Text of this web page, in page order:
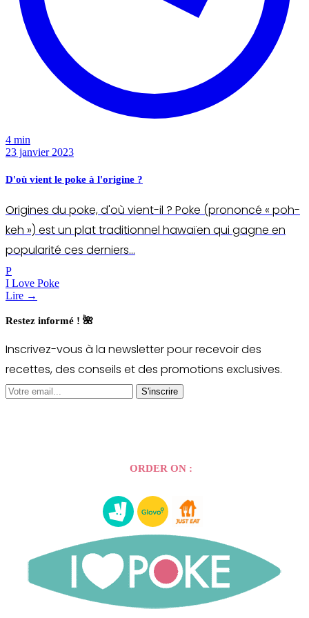
4 min
23 janvier 2023
D'où vient le poke à l'origine ?
Origines du poke, d'où vient-il ? Poke (prononcé « poh-
keh ») est un plat traditionnel hawaïen qui gagne en
popularité ces derniers…
P
I Love Poke
Lire →
Restez informé ! 🌺
Inscrivez-vous à la newsletter pour recevoir des
recettes, des conseils et des promotions exclusives.
S'inscrire
ORDER ON :